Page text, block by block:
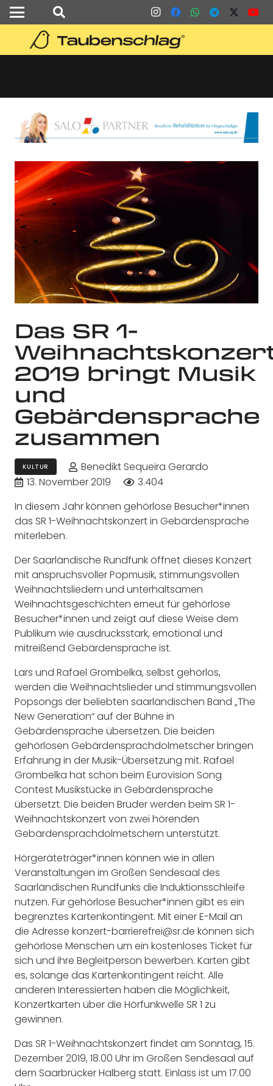
Das SR 1-
2019 bringt Musik
und
Gebärdensprache
zusammen
KULTUR
Benedikt Sequeira Gerardo
13. November 2019
3.404
In diesem Jahr können gehörlose Besucher*innen
das SR 1-Weihnachtskonzert in Gebärdensprache
miterleben.
Der Saarländische Rundfunk öffnet dieses Konzert
mit anspruchsvoller Popmusik, stimmungsvollen
Weihnachtsliedern und unterhaltsamen
Weihnachtsgeschichten erneut für gehörlose
Besucher*innen und zeigt auf diese Weise dem
Publikum wie ausdrucksstark, emotional und
mitreißend Gebärdensprache ist.
Lars und Rafael Grombelka, selbst gehörlos,
werden die Weihnachtslieder und stimmungsvollen
Popsongs der beliebten saarländischen Band „The
New Generation“ auf der Bühne in
Gebärdensprache übersetzen. Die beiden
gehörlosen Gebärdensprachdolmetscher bringen
Erfahrung in der Musik-Übersetzung mit. Rafael
Grombelka hat schon beim Eurovision Song
Contest Musikstücke in Gebärdensprache
übersetzt. Die beiden Brüder werden beim SR 1-
Weihnachtskonzert von zwei hörenden
Gebärdensprachdolmetschern unterstützt.
Hörgeräteträger*innen können wie in allen
Veranstaltungen im Großen Sendesaal des
Saarländischen Rundfunks die Induktionsschleife
nutzen. Für gehörlose Besucher*innen gibt es ein
begrenztes Kartenkontingent. Mit einer E-Mail an
die Adresse konzert-barrierefrei@sr.de können sich
gehörlose Menschen um ein kostenloses Ticket für
sich und ihre Begleitperson bewerben. Karten gibt
es, solange das Kartenkontingent reicht. Alle
anderen Interessierten haben die Möglichkeit,
Konzertkarten über die Hörfunkwelle SR 1 zu
gewinnen.
Das SR 1-Weihnachtskonzert findet am Sonntag, 15.
Dezember 2019, 18.00 Uhr im Großen Sendesaal auf
dem Saarbrücker Halberg statt. Einlass ist um 17.00